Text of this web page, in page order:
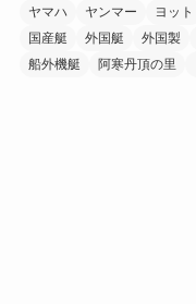
ヤマハ
ヤンマー ヨット
国産艇
外国艇 外国製
船外機艇
阿寒丹頂の里